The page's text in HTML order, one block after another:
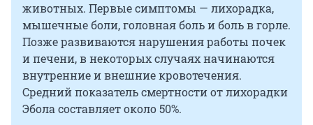
животных. Первые симптомы — лихорадка,
мышечные боли, головная боль и боль в горле.
Позже развиваются нарушения работы почек
и печени, в некоторых случаях начинаются
внутренние и внешние кровотечения.
Средний показатель смертности от лихорадки
Эбола составляет около 50%.